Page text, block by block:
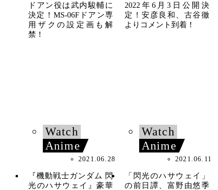
ドアン役は武内駿輔に
決定！MS-06Fドアン専
用ザクの設定画も解
禁！
2022年6月3日公開決
定！安彦良和、古谷徹
よりコメント到着！
Watch
Anime
2021.06.28
『機動戦士ガンダム 閃
光のハサウェイ』豪華
Watch
Anime
2021.06.11
「閃光のハサウェイ」
の前日譚、富野由悠季